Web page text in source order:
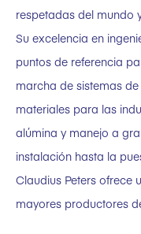
respetadas del mundo
Su excelencia en
puntos de referencia
marcha de sistemas
materiales para las
alúmina y manejo a
instalación hasta la
Claudius Peters ofrece
mayores productores